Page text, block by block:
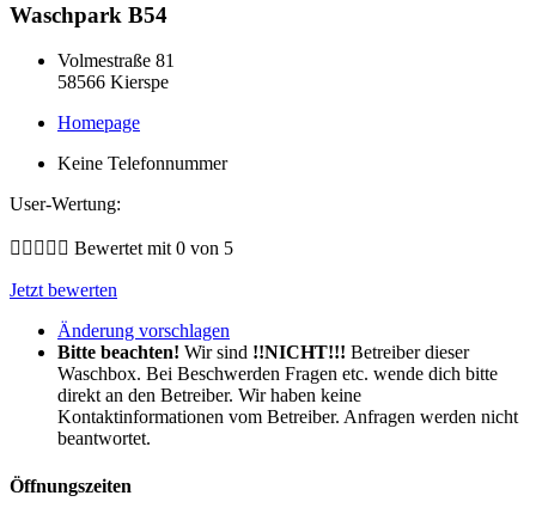
Waschpark B54
Volmestraße 81
58566 Kierspe
Homepage
Keine Telefonnummer
User-Wertung:
     Bewertet mit 0 von 5
Jetzt bewerten
Änderung vorschlagen
Bitte beachten! Wir sind !!NICHT!!! Betreiber dieser
Waschbox. Bei Beschwerden Fragen etc. wende dich bitte
direkt an den Betreiber. Wir haben keine
Kontaktinformationen vom Betreiber. Anfragen werden nicht
beantwortet.
Öffnungszeiten